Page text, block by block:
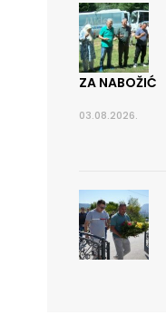
ZA NABOŽIĆ
03.08.2026.